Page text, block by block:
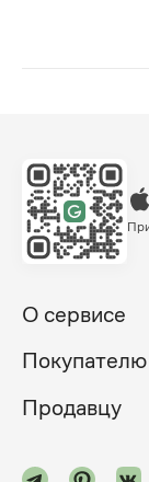
О сервисе
Покупателю
Продавцу